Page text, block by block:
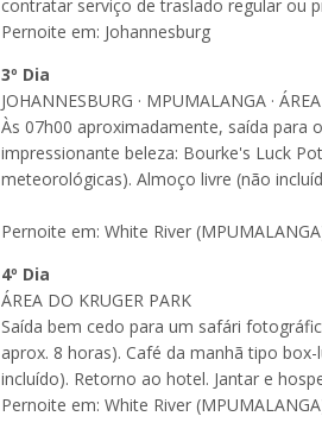
contratar serviço de traslado regular ou
Pernoite em: Johannesburg
3º Dia
JOHANNESBURG · MPUMALANGA ·
Às 07h00 aproximadamente, saída para
impressionante beleza: Bourke's Luck
meteorológicas). Almoço livre (não
Pernoite em: White River
4º Dia
ÁREA DO KRUGER PARK
Saída bem cedo para um safári
aprox. 8 horas). Café da manhã tipo
incluído). Retorno ao hotel. Jantar e
Pernoite em: White River